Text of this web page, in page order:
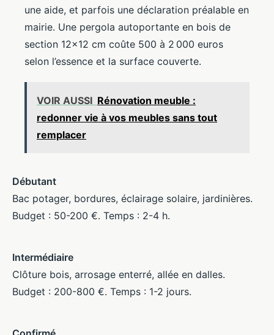
une aide, et parfois une déclaration préalable en
mairie. Une pergola autoportante en bois de
section 12×12 cm coûte 500 à 2 000 euros
selon l’essence et la surface couverte.
VOIR AUSSI Rénovation meuble :
redonner vie à vos meubles sans tout
remplacer
Débutant
Bac potager, bordures, éclairage solaire, jardinières.
Budget : 50-200 €. Temps : 2-4 h.
Intermédiaire
Clôture bois, arrosage enterré, allée en dalles.
Budget : 200-800 €. Temps : 1-2 jours.